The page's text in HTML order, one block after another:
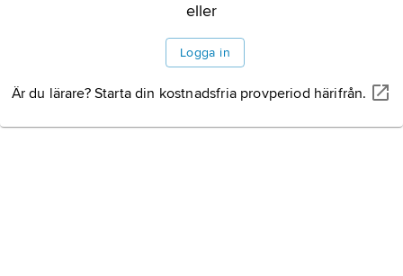
eller
Logga in
Är du lärare? Starta din kostnadsfria provperiod härifrån.